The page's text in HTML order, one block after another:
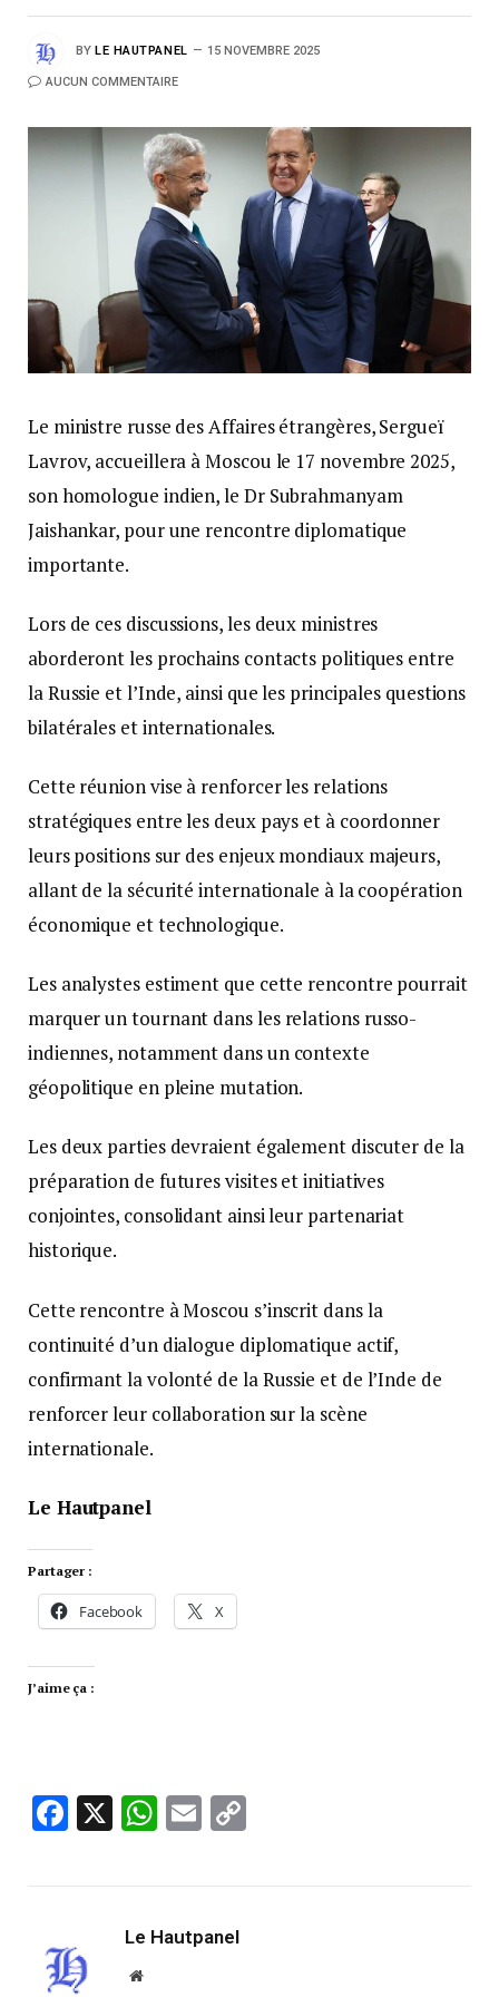
BY LE HAUTPANEL 15 NOVEMBRE 2025
AUCUN COMMENTAIRE
Le ministre russe des Affaires étrangères, Sergueï
Lavrov, accueillera à Moscou le 17 novembre 2025,
son homologue indien, le Dr Subrahmanyam
Jaishankar, pour une rencontre diplomatique
importante.
Lors de ces discussions, les deux ministres
aborderont les prochains contacts politiques entre
la Russie et l’Inde, ainsi que les principales questions
bilatérales et internationales.
Cette réunion vise à renforcer les relations
stratégiques entre les deux pays et à coordonner
leurs positions sur des enjeux mondiaux majeurs,
allant de la sécurité internationale à la coopération
économique et technologique.
Les analystes estiment que cette rencontre pourrait
marquer un tournant dans les relations russo-
indiennes, notamment dans un contexte
géopolitique en pleine mutation.
Les deux parties devraient également discuter de la
préparation de futures visites et initiatives
conjointes, consolidant ainsi leur partenariat
historique.
Cette rencontre à Moscou s’inscrit dans la
continuité d’un dialogue diplomatique actif,
confirmant la volonté de la Russie et de l’Inde de
renforcer leur collaboration sur la scène
internationale.
Le Hautpanel
Partager :
Facebook X
J’aime ça :
Facebook
X WhatsApp
Email
Le Hautpanel
Website